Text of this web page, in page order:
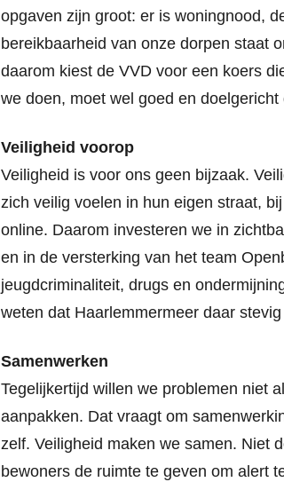
opgaven zijn groot: er is woningnood,
bereikbaarheid van onze dorpen staat
daarom kiest de VVD voor een koers
we doen, moet wel goed en doelgericht
Veiligheid voorop
Veiligheid is voor ons geen bijzaak.
zich veilig voelen in hun eigen straat,
online. Daarom investeren we in
en in de versterking van het team
jeugdcriminaliteit, drugs en
weten dat Haarlemmermeer daar
Samenwerken
Tegelijkertijd willen we problemen niet
aanpakken. Dat vraagt om
zelf. Veiligheid maken we samen. Niet
bewoners de ruimte te geven om alert